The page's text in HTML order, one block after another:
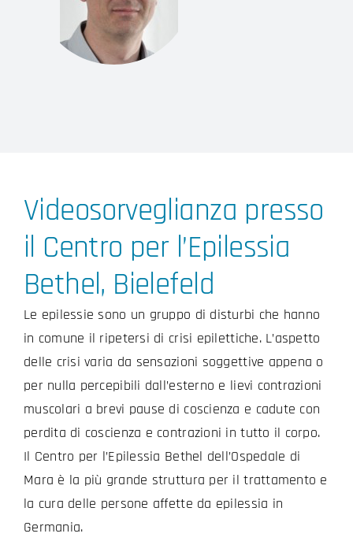
Videosorveglianza presso
il Centro per l’Epilessia
Bethel, Bielefeld
Le epilessie sono un gruppo di disturbi che hanno
in comune il ripetersi di crisi epilettiche. L’aspetto
delle crisi varia da sensazioni soggettive appena o
per nulla percepibili dall’esterno e lievi contrazioni
muscolari a brevi pause di coscienza e cadute con
perdita di coscienza e contrazioni in tutto il corpo.
Il Centro per l’Epilessia Bethel dell’Ospedale di
Mara è la più grande struttura per il trattamento e
la cura delle persone affette da epilessia in
Germania.